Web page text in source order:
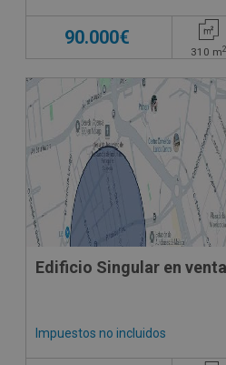
90.000€
310 m2
Edificio Singular en
Impuestos no incluidos